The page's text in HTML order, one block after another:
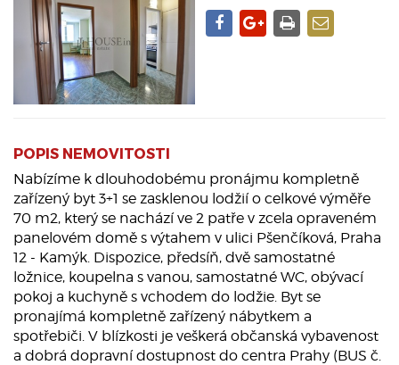
POPIS NEMOVITOSTI
Nabízíme k dlouhodobému pronájmu kompletně
zařízený byt 3+1 se zasklenou lodžií o celkové výměře
70 m2, který se nachází ve 2 patře v zcela opraveném
panelovém domě s výtahem v ulici Pšenčíková, Praha
12 - Kamýk. Dispozice, předsíň, dvě samostatné
ložnice, koupelna s vanou, samostatné WC, obývací
pokoj a kuchyně s vchodem do lodžie. Byt se
pronajímá kompletně zařízený nábytkem a
spotřebiči. V blízkosti je veškerá občanská vybavenost
a dobrá dopravní dostupnost do centra Prahy (BUS č.